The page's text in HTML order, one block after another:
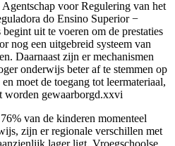
voor Regulering van het
do Ensino Superior −
uit te voeren om de prestaties
nog een uitgebreid systeem van
Daarnaast zijn er mechanismen
onderwijs beter af te stemmen op
moet de toegang tot leermateriaal,
worden gewaarborgd.xxvi
van de kinderen momenteel
zijn er regionale verschillen met